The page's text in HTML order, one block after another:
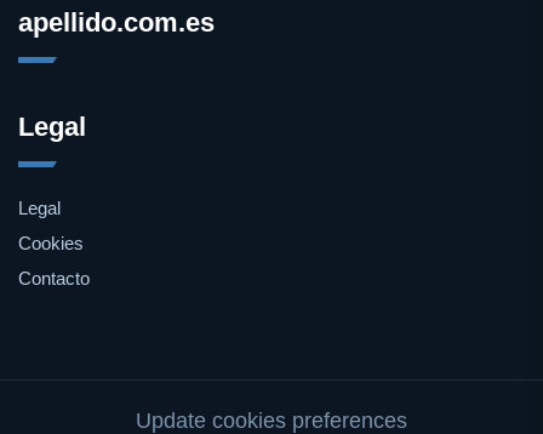
apellido.com.es
Legal
Legal
Cookies
Contacto
Update cookies preferences